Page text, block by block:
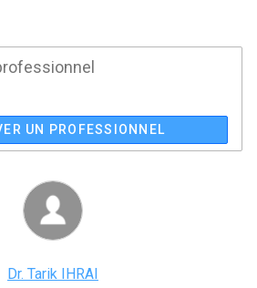
UN PROFESSIONNEL
Dr. Tarik IHRAI